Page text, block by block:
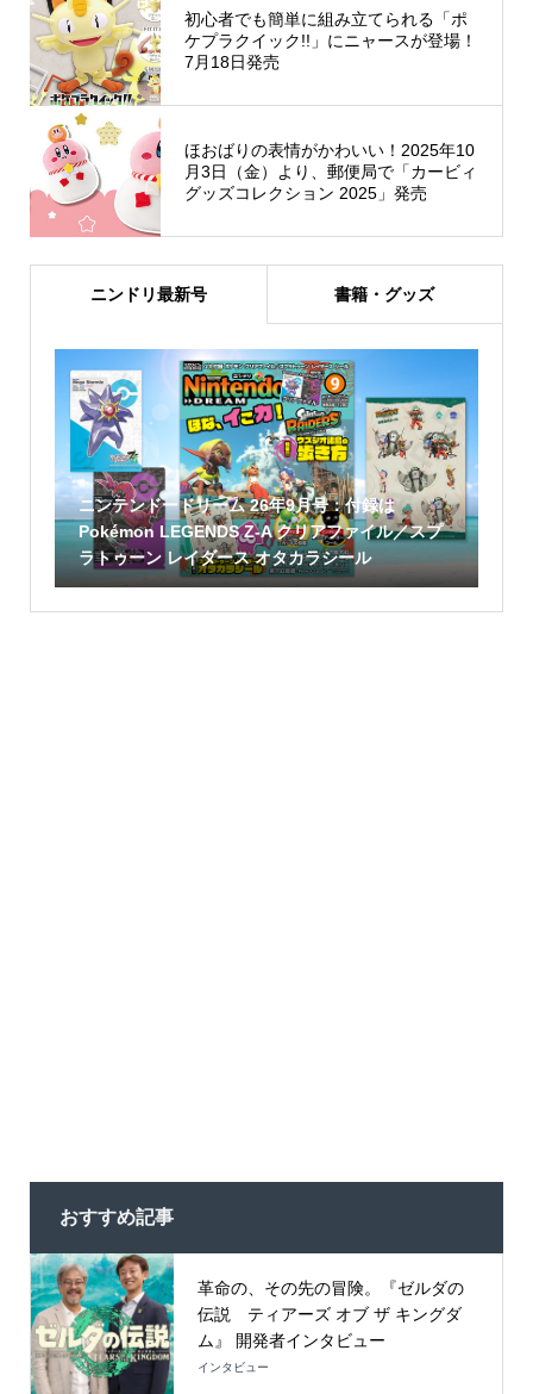
初心者でも簡単に組み立てられる「ポ
ケプラクイック!!」にニャースが登場！
7月18日発売
ほおばりの表情がかわいい！2025年10
月3日（金）より、郵便局で「カービィ
グッズコレクション 2025」発売
ニンドリ最新号 書籍・グッズ
ニンテンドードリーム 26年9月号：付録は
Pokémon LEGENDS Z-A クリアファイル／スプ
ラトゥーン レイダース オタカラシール
おすすめ記事
革命の、その先の冒険。『ゼルダの
伝説 ティアーズ オブ ザ キングダ
ム』 開発者インタビュー
インタビュー